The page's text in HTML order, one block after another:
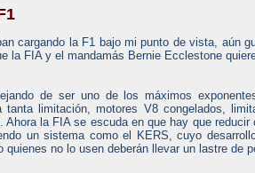
cargando la F1 bajo mi punto de vista, aún
la FIA y el mandamás Bernie Ecclestone
de ser uno de los máximos
limitación, motores V8 congelados,
la FIA se escuda en que hay que reducir
un sistema como el KERS, cuyo
no lo usen deberán llevar un lastre de